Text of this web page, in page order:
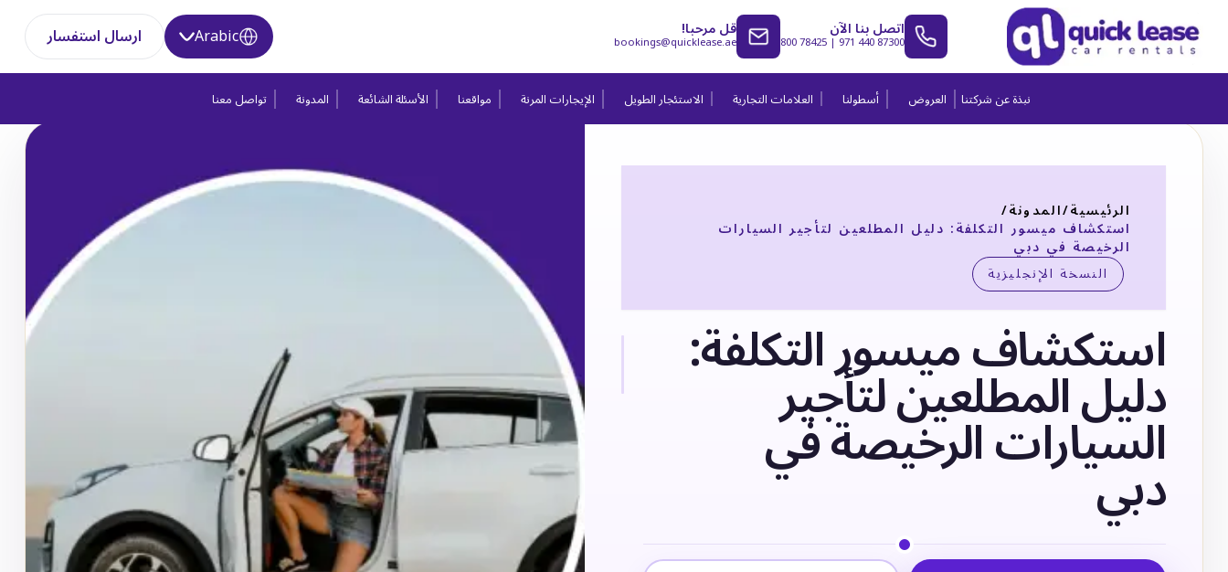
اتصل بنا الآن800 78425 |971 440 87300 قل مرحبا!
bookings@quicklease.ae
Arabic ارسال استفسار
نبذة عن شركتنا العروض أسطولنا العلامات التجارية الاستئجار الطويل الإيجارات المرنة مواقعنا الأسئلة الشائعة المدونة تواصل معنا
الرئيسية/المدونة/
استكشاف ميسور التكلفة: دليل المطلعين لتأجير السيارات
الرخيصة في دبي
النسخة الإنجليزية
استكشاف ميسور التكلفة:
دليل المطلعين لتأجير
السيارات الرخيصة في
دبي